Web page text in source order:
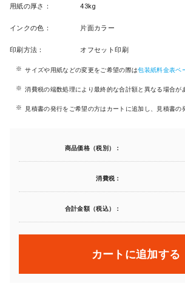
用紙の厚さ： 43kg
インクの色： 片面カラー
印刷方法： オフセット印刷
サイズや用紙などの変更をご希望の際は包装紙料金表ペ
消費税の端数処理により最終的な合計額と異なる場合が
見積書の発行をご希望の方はカートに追加し、見積書の
商品価格（税別）：
消費税：
合計金額（税込）：
カートに追加する